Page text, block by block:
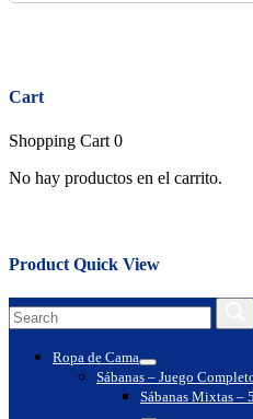
Cart
Shopping Cart 0
No hay productos en el carrito.
Product Quick View
Search
for:
Ropa de Cama
Toggle
Sábanas – Juego
Sábanas Mixtas –